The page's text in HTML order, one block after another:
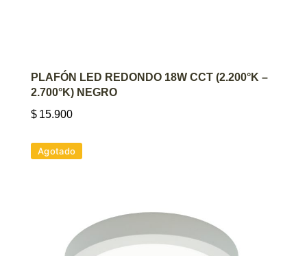
AGREGAR AL CARRITO
PLAFÓN LED REDONDO 18W CCT (2.200°K –
2.700°K) NEGRO
$ 15.900
Agotado